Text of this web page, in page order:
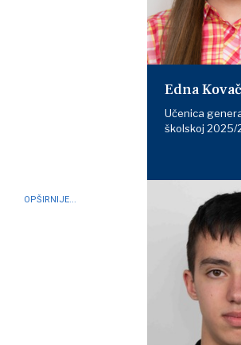
OPŠIRNIJE...
Edna
Učenica
školskoj 2025/